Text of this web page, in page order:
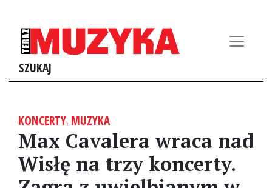
SZUKAJ
KONCERTY, MUZYKA
Max Cavalera wraca nad
Wisłę na trzy koncerty.